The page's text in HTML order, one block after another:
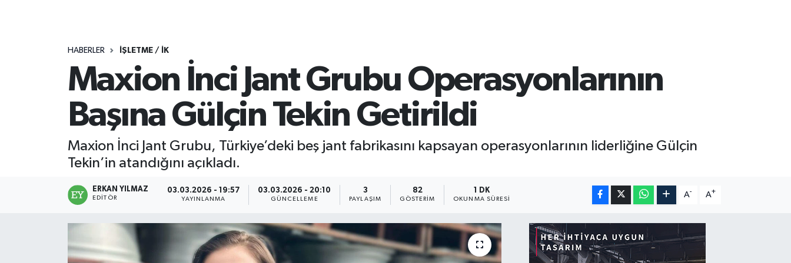
HABERLER İŞLETME / İK
Maxion İnci Jant Grubu Operasyonlarının
Başına Gülçin Tekin Getirildi
Maxion İnci Jant Grubu, Türkiye’deki beş jant fabrikasını kapsayan operasyonlarının liderliğine Gülçin
Tekin’in atandığını açıkladı.
ERKAN YILMAZ
EDITÖR
03.03.2026 - 19:57
YAYINLANMA
03.03.2026 - 20:10
GÜNCELLEME
3
PAYLAŞIM
82
GÖSTERIM
1 DK
OKUNMA SÜRESI
A- A+